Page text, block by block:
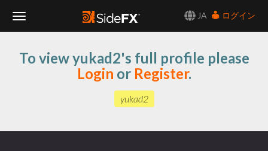
JA
ログイン
Navigation
To view yukad2's full profile please
Login or Register.
yukad2